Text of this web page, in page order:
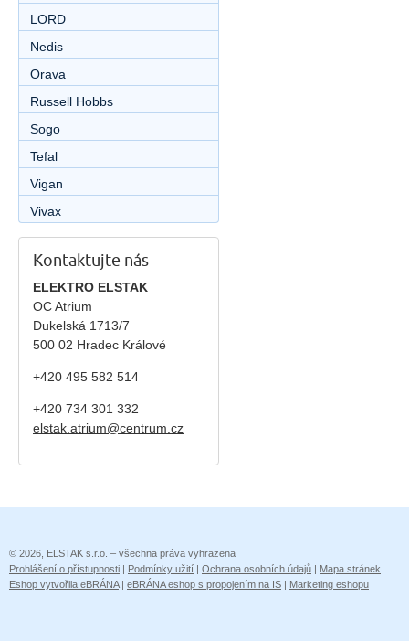
LORD
Nedis
Orava
Russell Hobbs
Sogo
Tefal
Vigan
Vivax
Kontaktujte nás
ELEKTRO ELSTAK
OC Atrium
Dukelská 1713/7
500 02 Hradec Králové
+420 495 582 514
+420 734 301 332
elstak.atrium@centrum.cz
© 2026, ELSTAK s.r.o. – všechna práva vyhrazena
Prohlášení o přístupnosti | Podmínky užití | Ochrana osobních údajů | Mapa stránek
Eshop vytvořila eBRÁNA| eBRÁNA eshop s propojením na IS | Marketing eshopu